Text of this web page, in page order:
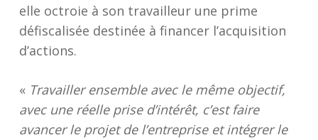
elle octroie à son travailleur une prime
défiscalisée destinée à financer l’acquisition
d’actions.
« Travailler ensemble avec le même objectif,
avec une réelle prise d’intérêt, c’est faire
avancer le projet de l’entreprise et intégrer le